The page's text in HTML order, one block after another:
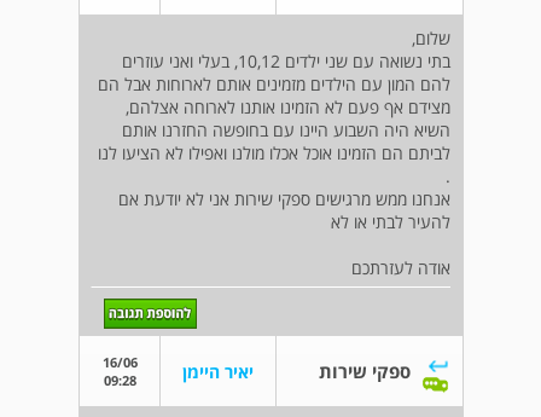
שלום,
בתי נשואה עם שני ילדים 10,12, בעלי ואני עוזרים
להם המון עם הילדים מזמינים אותם לארוחות אבל הם
מצידם אף פעם לא הזמינו אותנו לארוחה אצלהם,
השיא היה השבוע היינו עם בחופשה החזרנו אותם
לביתם הם הזמינו אוכל אכלו מולנו ואפילו לא הציעו לנו
.
אנחנו ממש מרגישים ספקי שירות אני לא יודעת אם
להעיר לבתי או לא
אודה לעזרתכם
ספקי שירות יאיר היימן
16/06
09:28